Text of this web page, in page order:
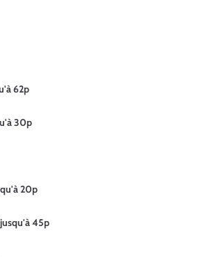
62p
30p
20p
45p